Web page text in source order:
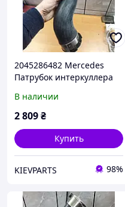
2045286482 Mercedes
Патрубок интеркуллера
В наличии
2 809₴
Купить
KIEVPARTS 98%